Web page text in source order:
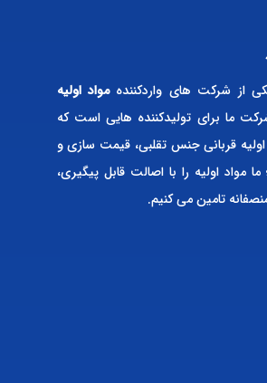
از شرکت های واردکنندهمواد اولیه
ما برای تولیدکننده هایی است که
قربانی جنس تقلبی، قیمت سازی و
مواد اولیه را با اصالت قابل پیگیری،
تامین می کنیم.